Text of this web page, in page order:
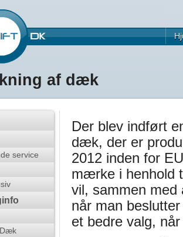
af dæk
service
Der blev indført
dæk, der er
2012 inden for
mærke i henhold
vil, sammen med
når man
et bedre valg,